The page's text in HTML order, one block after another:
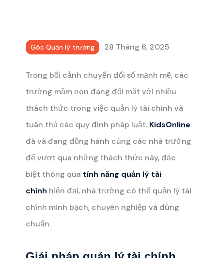
Góc Quản lý trường 28 Tháng 6, 2025
Trong bối cảnh chuyển đổi số mạnh mẽ, các
trường mầm non đang đối mặt với nhiều
thách thức trong việc quản lý tài chính và
tuân thủ các quy định pháp luật. KidsOnline
đã và đang đồng hành cùng các nhà trường
để vượt qua những thách thức này, đặc
biệt thông qua tính năng quản lý tài
chính hiện đại, nhà trường có thể quản lý tài
chính minh bạch, chuyên nghiệp và đúng
chuẩn.